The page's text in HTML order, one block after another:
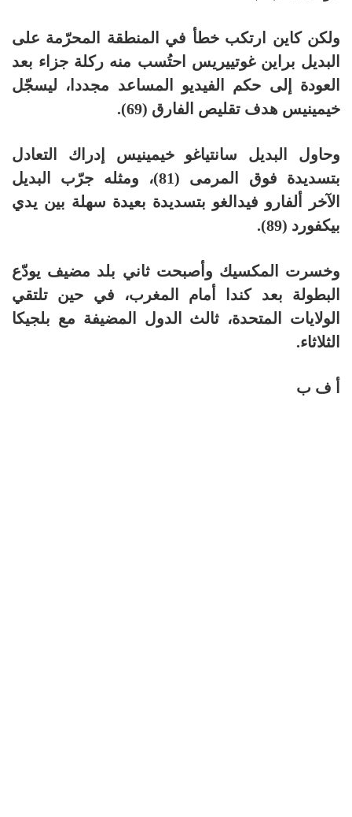
ولكن كاين ارتكب خطأ في المنطقة المحرّمة على
البديل براين غوتييريس احتُسب منه ركلة جزاء بعد
العودة إلى حكم الفيديو المساعد مجددا، ليسجّل
خيمينيس هدف تقليص الفارق (69).
وحاول البديل سانتياغو خيمينيس إدراك التعادل
بتسديدة فوق المرمى (81)، ومثله جرّب البديل
الآخر ألفارو فيدالغو بتسديدة بعيدة سهلة بين يدي
بيكفورد (89).
وخسرت المكسيك وأصبحت ثاني بلد مضيف يودّع
البطولة بعد كندا أمام المغرب، في حين تلتقي
الولايات المتحدة، ثالث الدول المضيفة مع بلجيكا
الثلاثاء.
أ ف ب